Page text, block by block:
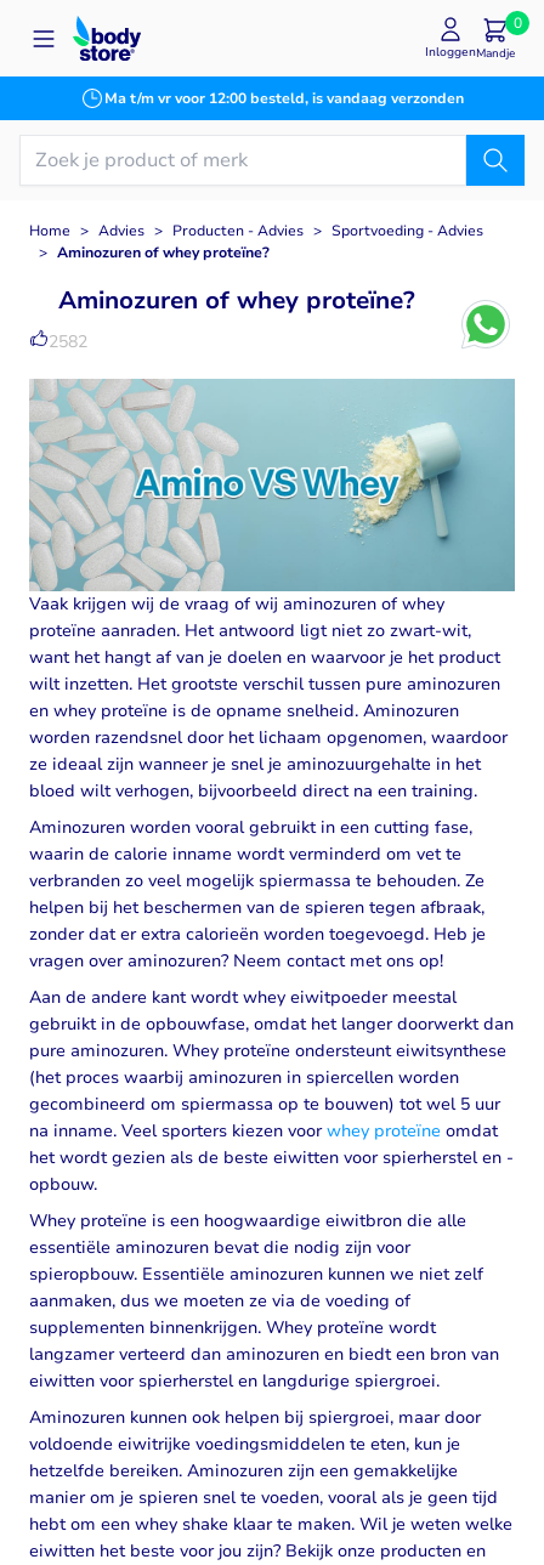
Ga naar de inhoud
Ma t/m vr voor 12:00 besteld, is vandaag verzonden
InloggenMandje
0
Home > Advies > Producten - Advies > Sportvoeding - Advies
> Aminozuren of whey proteïne?
Aminozuren of whey proteïne?
2582
Vaak krijgen wij de vraag of wij aminozuren of whey
proteïne aanraden. Het antwoord ligt niet zo zwart-wit,
want het hangt af van je doelen en waarvoor je het product
wilt inzetten. Het grootste verschil tussen pure aminozuren
en whey proteïne is de opname snelheid. Aminozuren
worden razendsnel door het lichaam opgenomen, waardoor
ze ideaal zijn wanneer je snel je aminozuurgehalte in het
bloed wilt verhogen, bijvoorbeeld direct na een training.
Aminozuren worden vooral gebruikt in een cutting fase,
waarin de calorie inname wordt verminderd om vet te
verbranden zo veel mogelijk spiermassa te behouden. Ze
helpen bij het beschermen van de spieren tegen afbraak,
zonder dat er extra calorieën worden toegevoegd. Heb je
vragen over aminozuren? Neem contact met ons op!
Aan de andere kant wordt whey eiwitpoeder meestal
gebruikt in de opbouwfase, omdat het langer doorwerkt dan
pure aminozuren. Whey proteïne ondersteunt eiwitsynthese
(het proces waarbij aminozuren in spiercellen worden
gecombineerd om spiermassa op te bouwen) tot wel 5 uur
na inname. Veel sporters kiezen voorwhey proteïne omdat
het wordt gezien als de beste eiwitten voor spierherstel en -
opbouw.
Whey proteïne is een hoogwaardige eiwitbron die alle
essentiële aminozuren bevat die nodig zijn voor
spieropbouw. Essentiële aminozuren kunnen we niet zelf
aanmaken, dus we moeten ze via de voeding of
supplementen binnenkrijgen. Whey proteïne wordt
langzamer verteerd dan aminozuren en biedt een bron van
eiwitten voor spierherstel en langdurige spiergroei.
Aminozuren kunnen ook helpen bij spiergroei, maar door
voldoende eiwitrijke voedingsmiddelen te eten, kun je
hetzelfde bereiken. Aminozuren zijn een gemakkelijke
manier om je spieren snel te voeden, vooral als je geen tijd
hebt om een whey shake klaar te maken. Wil je weten welke
eiwitten het beste voor jou zijn? Bekijk onze producten en